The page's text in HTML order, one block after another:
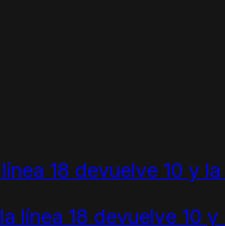
18 devuelve 10 y
línea 18 devuelve 10